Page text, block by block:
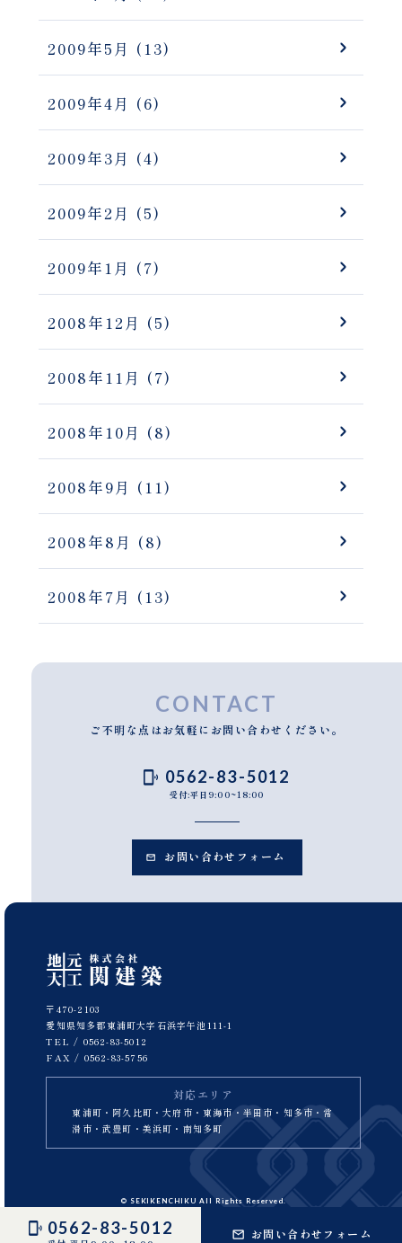
0562-83-5012 お問い合わせフォーム
2009年5月 (13)
2009年4月 (6)
2009年3月 (4)
2009年2月 (5)
2009年1月 (7)
2008年12月 (5)
2008年11月 (7)
2008年10月 (8)
2008年9月 (11)
2008年8月 (8)
2008年7月 (13)
CONTACT
ご不明な点はお気軽にお問い合わせください。
0562-83-5012
受付:平日9:00~18:00
お問い合わせフォーム
〒470-2103
愛知県知多郡東浦町大字石浜字午池111-1
TEL / 0562-83-5012
FAX / 0562-83-5756
対応エリア
東浦町・阿久比町・大府市・東海市・半田市・知多市・常
滑市・武豊町・美浜町・南知多町
© SEKIKENCHIKU All Rights Reserved.